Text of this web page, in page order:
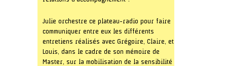
Julie orchestre ce plateau-radio pour faire
communiquer entre eux les différents
entretiens réalisés avec Grégoire, Claire, et
Louis, dans le cadre de son mémoire de
Master, sur la mobilisation de la sensibilité